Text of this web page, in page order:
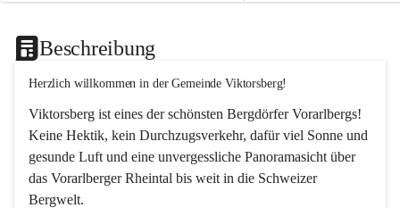
Beschreibung
Herzlich willkommen in der Gemeinde Viktorsberg!
Viktorsberg ist eines der schönsten Bergdörfer Vorarlbergs!
Keine Hektik, kein Durchzugsverkehr, dafür viel Sonne und
gesunde Luft und eine unvergessliche Panoramasicht über
das Vorarlberger Rheintal bis weit in die Schweizer
Bergwelt.